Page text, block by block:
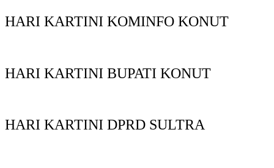
HARI KARTINI KOMINFO KONUT
HARI KARTINI BUPATI KONUT
HARI KARTINI DPRD SULTRA